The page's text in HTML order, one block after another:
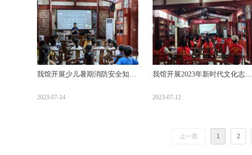
我馆开展少儿暑期消防安全知识
2023-07-14
我馆开展2023年新时代文化志愿
2023-07-12
上一页 1 2